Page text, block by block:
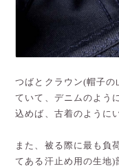
つばとクラウン(帽子
ていて、デニムのよう
込めば、古着のように
また、被る際に最も負
てある汗止め用の生地)